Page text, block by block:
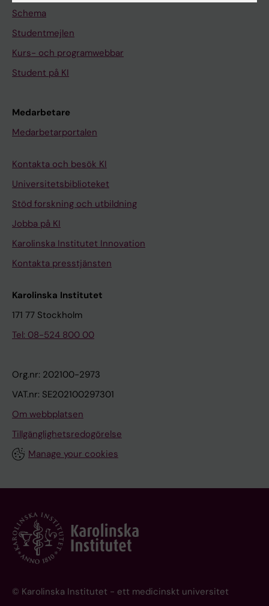
Schema
Studentmejlen
Kurs- och programwebbar
Student på KI
Medarbetare
Medarbetarportalen
Kontakta och besök KI
Universitetsbiblioteket
Stöd forskning och utbildning
Jobba på KI
Karolinska Institutet Innovation
Kontakta presstjänsten
Karolinska Institutet
171 77 Stockholm
Tel: 08-524 800 00
Org.nr: 202100-2973
VAT.nr: SE202100297301
Om webbplatsen
Tillgänglighetsredogörelse
Manage your cookies
© Karolinska Institutet - ett medicinskt universitet